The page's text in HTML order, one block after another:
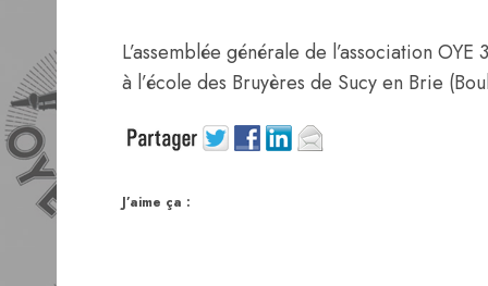
L’assemblée générale de l’association
à l’école des Bruyères de Sucy en Brie
J’aime ça :